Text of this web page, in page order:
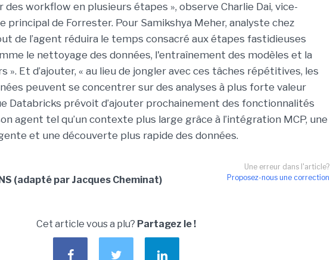
des workflow en plusieurs étapes », observe Charlie Dai, vice-
principal de Forrester. Pour Samikshya Meher, analyste chez
de l’agent réduira le temps consacré aux étapes fastidieuses
le nettoyage des données, l'entraînement des modèles et la
». Et d’ajouter, « au lieu de jongler avec ces tâches répétitives, les
peuvent se concentrer sur des analyses à plus forte valeur
Databricks prévoit d’ajouter prochainement des fonctionnalités
agent tel qu’un contexte plus large grâce à l’intégration MCP, une
et une découverte plus rapide des données.
Une erreur dans l'article?
Proposez-nous une correction
(adapté par Jacques Cheminat)
Cet article vous a plu? Partagez le !